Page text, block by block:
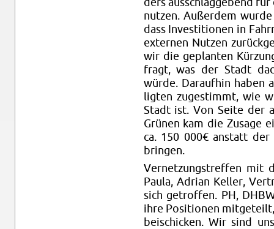
nut­zen. Au­ßer­dem
dass In­ves­ti­tio­nen in
ex­ter­nen Nut­zen
wir die ge­plan­ten
fragt, was der Stadt
würde. Dar­auf­hin haben
lig­ten zu­ge­stimmt, wie
Stadt ist. Von Seite der
Grü­nen kam die Zu­sa­ge
ca. 150 000€ an­statt
brin­gen.
Ver­net­zungs­tref­fen mit
Paula, Adri­an Kel­ler,
sich ge­trof­fen. PH,
ihre Po­si­tio­nen
bei­schi­cken. Wir sind